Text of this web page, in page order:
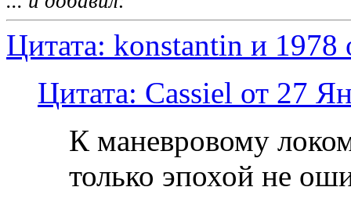
Цитата: konstantin и
Цитата: Cassiel от 27
К маневровому
только эпохой не